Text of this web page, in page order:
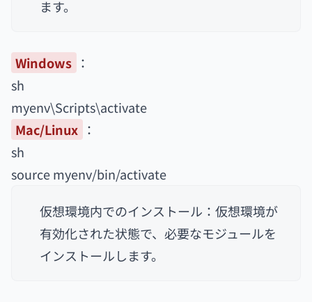
ます。
Windows ：
sh
myenv\Scripts\activate
Mac/Linux ：
sh
source myenv/bin/activate
仮想環境内でのインストール：仮想環境が
有効化された状態で、必要なモジュールを
インストールします。